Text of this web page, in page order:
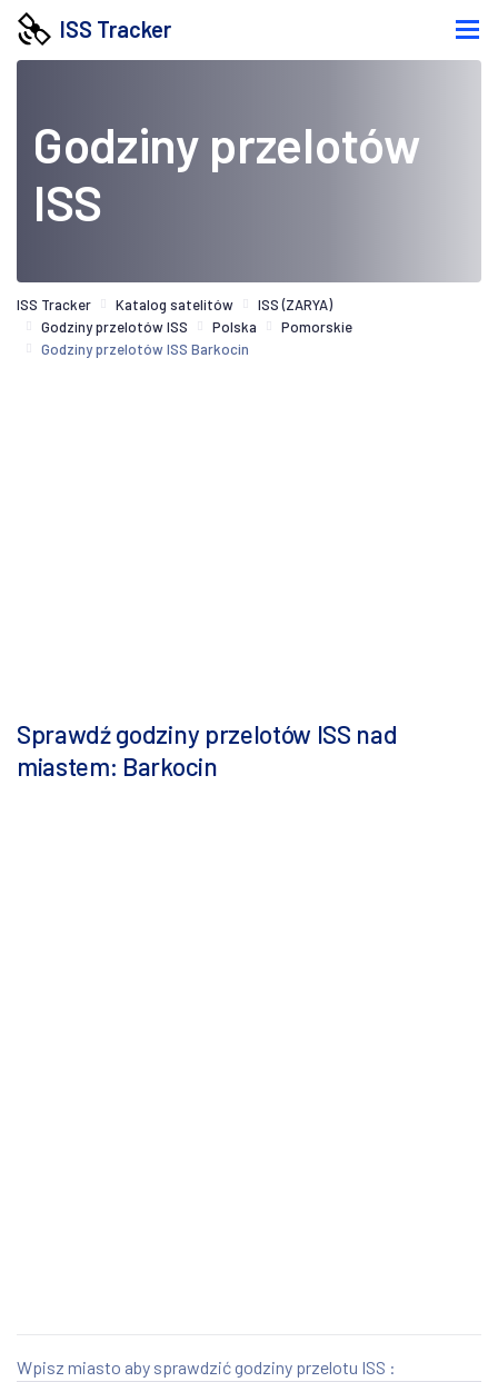
ISS Tracker
Godziny przelotów
ISS
ISS Tracker Katalog satelitów
ISS (ZARYA)
Godziny przelotów ISS
Polska
Pomorskie
Godziny przelotów ISS Barkocin
Sprawdź godziny przelotów ISS nad
miastem: Barkocin
Wpisz miasto aby sprawdzić godziny przelotu ISS :